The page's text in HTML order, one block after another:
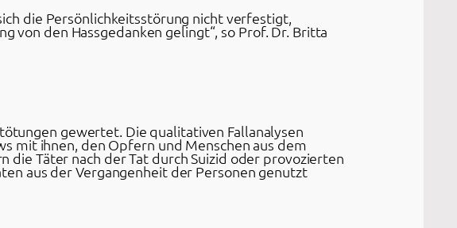
die Persönlichkeitsstörung nicht verfestigt,
den Hassgedanken gelingt“, so Prof. Dr. Britta
gewertet. Die qualitativen Fallanalysen
mit ihnen, den Opfern und Menschen aus dem
die Täter nach der Tat durch Suizid oder provozierten
aus der Vergangenheit der Personen genutzt